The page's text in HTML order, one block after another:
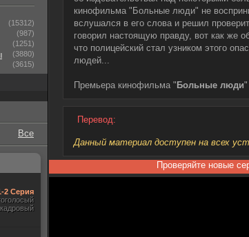
кинофильма "Больные люди" не
вслушался в его слова и решил
говорил настоящую правду, вот как же
что полицейский стал узником этого
людей...
Премьера кинофильма " Больные люди"
Перевод:
Данный материал доступен на всех
Проверяйте новые
(15312)
(987)
(1251)
(3880)
(3615)
Все
2 Серия